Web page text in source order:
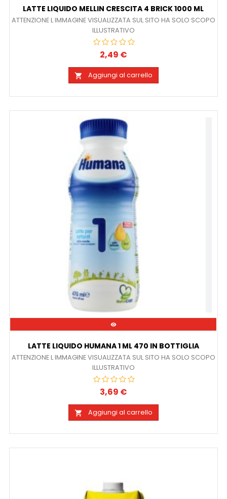
LATTE LIQUIDO MELLIN CRESCITA 4 BRICK 1000 ML
ATTENZIONE L IMMAGINE VISUALIZZATA SUL SITO HA SOLO SCOPO
ILLUSTRATIVO
Prezzo
2,49 €
 Aggiungi al carrello

LATTE LIQUIDO HUMANA 1 ML 470 IN BOTTIGLIA
ATTENZIONE L IMMAGINE VISUALIZZATA SUL SITO HA SOLO SCOPO
ILLUSTRATIVO
Prezzo
3,69 €
 Aggiungi al carrello